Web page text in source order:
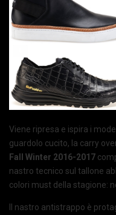
Viene ripresa e ispira i
guardolo cucito, la carry
Fall Winter 2016-2017
nastro tecnico sul tallone
colori must della stagione:
Il nastro antistrappo è